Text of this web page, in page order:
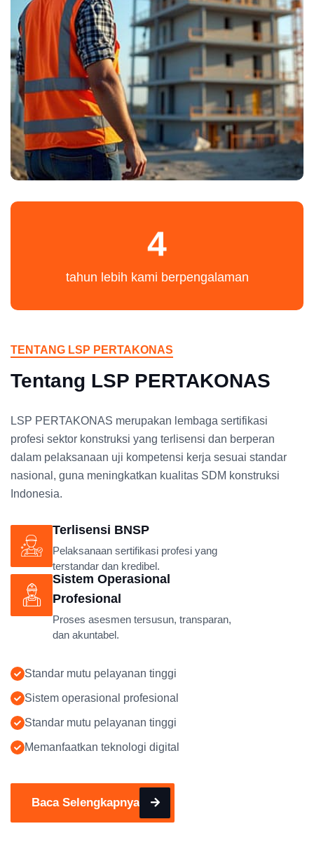
4
tahun lebih kami berpengalaman
TENTANG LSP PERTAKONAS
Tentang LSP PERTAKONAS
LSP PERTAKONAS merupakan lembaga sertifikasi
profesi sektor konstruksi yang terlisensi dan berperan
dalam pelaksanaan uji kompetensi kerja sesuai standar
nasional, guna meningkatkan kualitas SDM konstruksi
Indonesia.
Terlisensi BNSP
Pelaksanaan sertifikasi profesi yang
terstandar dan kredibel.
Sistem Operasional
Profesional
Proses asesmen tersusun, transparan,
dan akuntabel.
Standar mutu pelayanan tinggi
Sistem operasional profesional
Standar mutu pelayanan tinggi
Memanfaatkan teknologi digital
Baca Selengkapnya